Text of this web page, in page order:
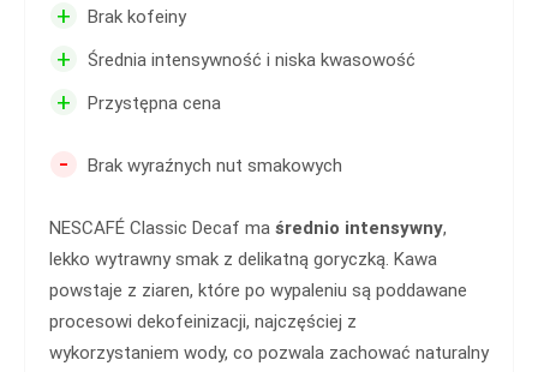
+ Brak kofeiny
+ Średnia intensywność i niska kwasowość
+ Przystępna cena
- Brak wyraźnych nut smakowych
NESCAFÉ Classic Decaf ma średnio intensywny,
lekko wytrawny smak z delikatną goryczką. Kawa
powstaje z ziaren, które po wypaleniu są poddawane
procesowi dekofeinizacji, najczęściej z
wykorzystaniem wody, co pozwala zachować naturalny